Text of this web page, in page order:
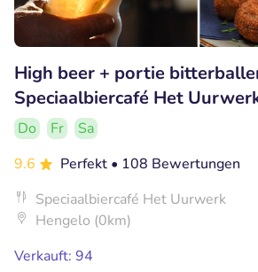
High beer + portie
Speciaalbiercafé Het
Do Fr
Sa
9.6
Perfekt • 108 Bewertungen
Speciaalbiercafé Het Uurwerk
Hengelo (0km)
Verkauft: 94